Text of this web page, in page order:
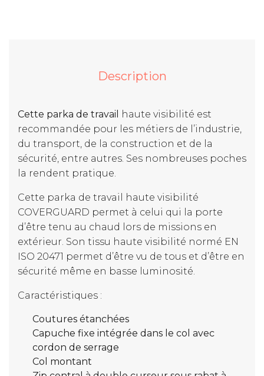
Description
Cette parka de travail
haute visibilité est
recommandée pour les métiers de l’industrie,
du transport, de la construction et de la
sécurité, entre autres. Ses nombreuses poches
la rendent pratique.
Cette parka de travail haute visibilité
COVERGUARD permet à celui qui la porte
d’être tenu au chaud lors de missions en
extérieur. Son tissu haute visibilité normé EN
ISO 20471 permet d’être vu de tous et d’être en
sécurité même en basse luminosité.
Caractéristiques :
Coutures étanchées
Capuche fixe intégrée dans le col avec
cordon de serrage
Col montant